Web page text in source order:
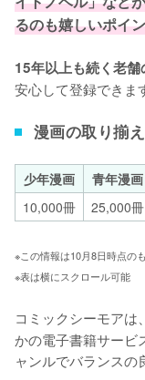
るのも嬉しいポイ
15年以上も続く老舗
安心して登録できま
漫画の取り揃
少年漫画 青年漫画
10,000冊
25,000冊
※この情報は10月8日時点のも
※表は横にスクロール可能
コミックシーモアは、
かの電子書籍サービ
ャンルでバランスの